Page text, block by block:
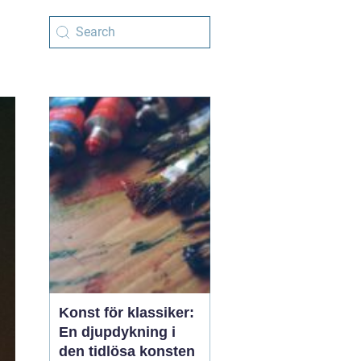
Konst för klassiker:
En djupdykning i
den tidlösa konsten